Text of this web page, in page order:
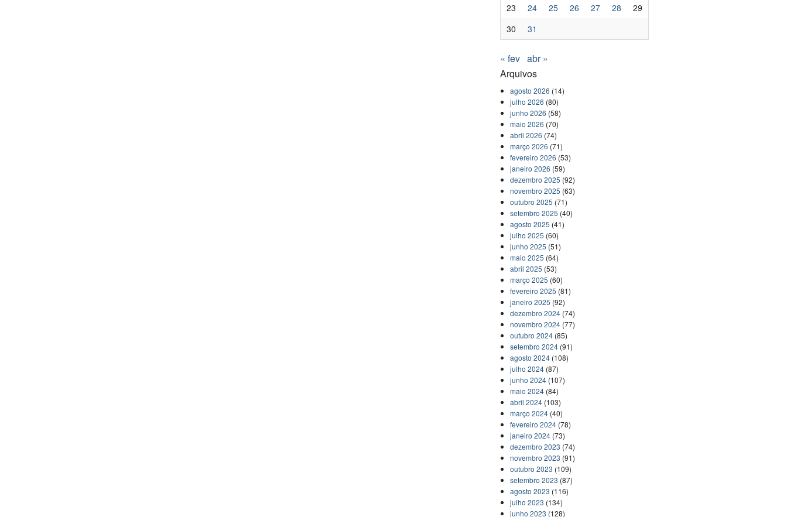
23
24 25 26 27 28
29
30
31
« fev abr »
Arquivos
agosto 2026 (14)
julho 2026 (80)
junho 2026 (58)
maio 2026 (70)
abril 2026 (74)
março 2026 (71)
fevereiro 2026 (53)
janeiro 2026 (59)
dezembro 2025 (92)
novembro 2025 (63)
outubro 2025 (71)
setembro 2025 (40)
agosto 2025 (41)
julho 2025 (60)
junho 2025 (51)
maio 2025 (64)
abril 2025 (53)
março 2025 (60)
fevereiro 2025 (81)
janeiro 2025 (92)
dezembro 2024 (74)
novembro 2024 (77)
outubro 2024 (85)
setembro 2024 (91)
agosto 2024 (108)
julho 2024 (87)
junho 2024 (107)
maio 2024 (84)
abril 2024 (103)
março 2024 (40)
fevereiro 2024 (78)
janeiro 2024 (73)
dezembro 2023 (74)
novembro 2023 (91)
outubro 2023 (109)
setembro 2023 (87)
agosto 2023 (116)
julho 2023 (134)
junho 2023 (128)